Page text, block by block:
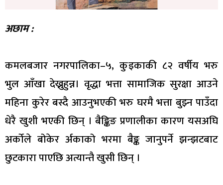
अछाम :
कमलबजार नगरपालिका–५, कुइकाकी ८२ वर्षीय भरु
भुल आँखा देख्नुहुन्न। वृद्धा भत्ता सामाजिक सुरक्षा आउने
महिना कुरेर बस्दै आउनुभएकी भरु घरमै भत्ता बुझ्न पाउँदा
धेरै खुशी भएकी छिन् । बैङ्किङ प्रणालीका कारण यसअघि
अर्कोले बोकेर र्अकाको भरमा बैङ्क जानुपर्ने झन्झटबाट
छुटकारा पाएछि अत्यान्तै खुसी छिन् ।